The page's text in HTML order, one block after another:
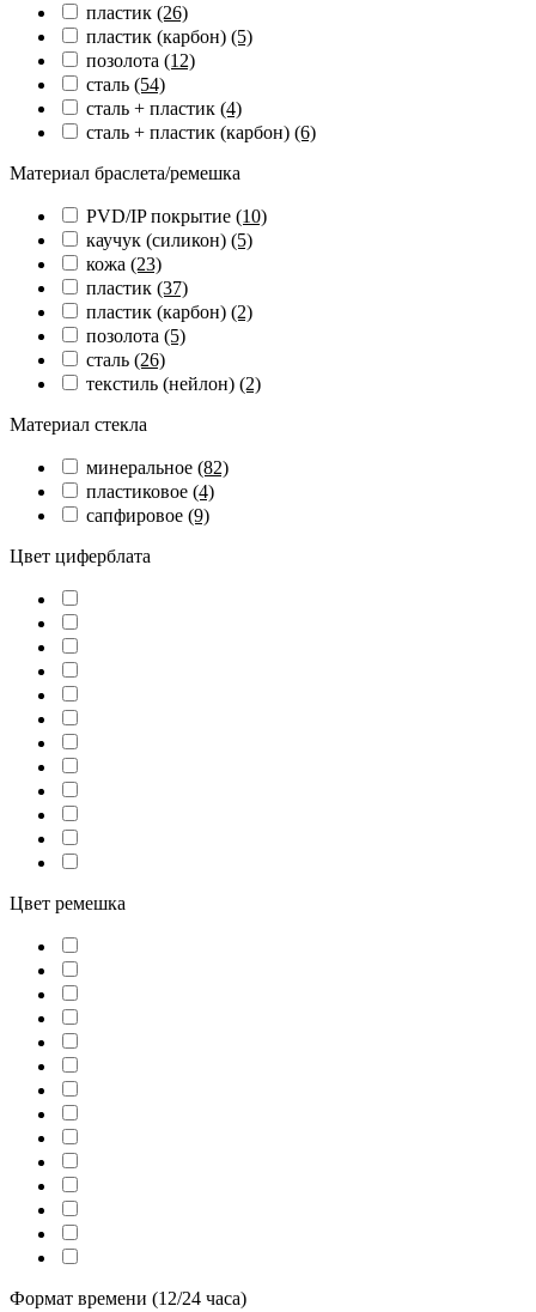
пластик (26)
пластик (карбон) (5)
позолота (12)
сталь (54)
сталь + пластик (4)
сталь + пластик (карбон) (6)
Материал браслета/ремешка
PVD/IP покрытие (10)
каучук (силикон) (5)
кожа (23)
пластик (37)
пластик (карбон) (2)
позолота (5)
сталь (26)
текстиль (нейлон) (2)
Материал стекла
минеральное (82)
пластиковое (4)
сапфировое (9)
Цвет циферблата
Цвет ремешка
Формат времени (12/24 часа)